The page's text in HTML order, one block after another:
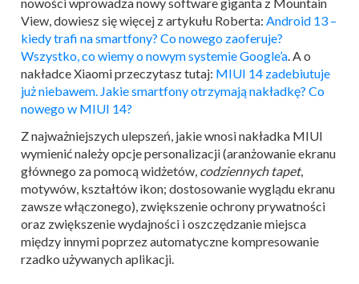
View, dowiesz się więcej z artykułu Roberta: Android 13 –
kiedy trafi na smartfony? Co nowego zaoferuje?
Wszystko, co wiemy o nowym systemie Google’a. A o
nakładce Xiaomi przeczytasz tutaj: MIUI 14 zadebiutuje
już niebawem. Jakie smartfony otrzymają nakładkę? Co
nowego w MIUI 14?
Z najważniejszych ulepszeń, jakie wnosi nakładka MIUI
wymienić należy opcje personalizacji (aranżowanie ekranu
głównego za pomocą widżetów, codziennych tapet,
motywów, kształtów ikon; dostosowanie wyglądu ekranu
zawsze włączonego), zwiększenie ochrony prywatności
oraz zwiększenie wydajności i oszczędzanie miejsca
między innymi poprzez automatyczne kompresowanie
rzadko używanych aplikacji.